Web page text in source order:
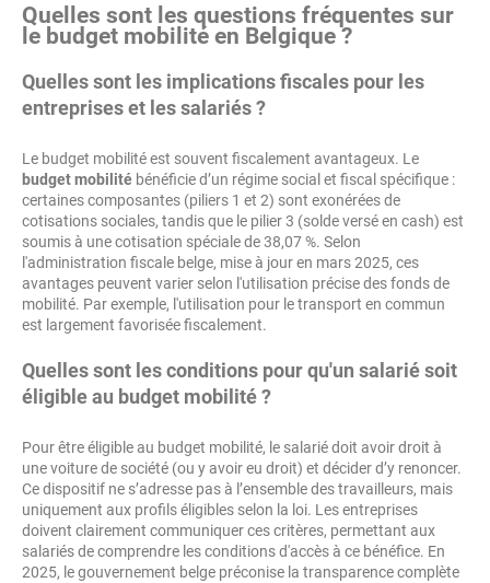
Quelles sont les questions fréquentes sur
le budget mobilité en Belgique ?
Quelles sont les implications fiscales pour les
entreprises et les salariés ?
Le budget mobilité est souvent fiscalement avantageux. Le
budget mobilité bénéficie d’un régime social et fiscal spécifique :
certaines composantes (piliers 1 et 2) sont exonérées de
cotisations sociales, tandis que le pilier 3 (solde versé en cash) est
soumis à une cotisation spéciale de 38,07 %. Selon
l'administration fiscale belge, mise à jour en mars 2025, ces
avantages peuvent varier selon l'utilisation précise des fonds de
mobilité. Par exemple, l'utilisation pour le transport en commun
est largement favorisée fiscalement.
Quelles sont les conditions pour qu'un salarié soit
éligible au budget mobilité ?
Pour être éligible au budget mobilité, le salarié doit avoir droit à
une voiture de société (ou y avoir eu droit) et décider d’y renoncer.
Ce dispositif ne s’adresse pas à l’ensemble des travailleurs, mais
uniquement aux profils éligibles selon la loi. Les entreprises
doivent clairement communiquer ces critères, permettant aux
salariés de comprendre les conditions d'accès à ce bénéfice. En
2025, le gouvernement belge préconise la transparence complète